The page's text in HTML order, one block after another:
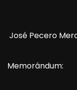
José Pecero
Memorándum: